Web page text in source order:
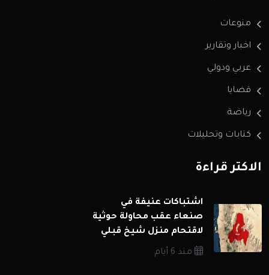
منوعات
اخبار وتقارير
عربي ودولي
قضايا
رياضة
كتابات وتحليلات
الاكثر قراءة
اشتباكات عنيفة في
صنعاء عقب محاولة حوثية
لاقتحام منزل شيخ قبلي
منذ 6 أيام